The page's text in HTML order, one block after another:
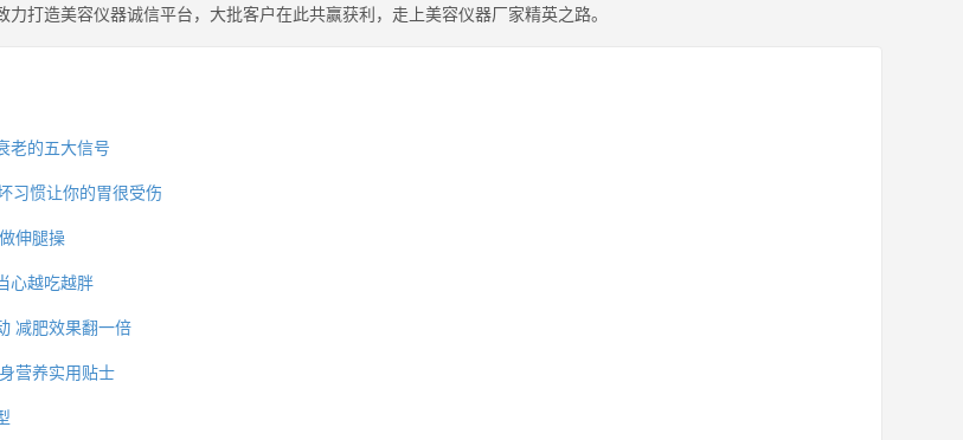
力打造美容仪器诚信平台，大批客户在此共赢获利，走上美容仪器厂家精英之路。
老的五大信号
习惯让你的胃很受伤
伸腿操
心越吃越胖
减肥效果翻一倍
营养实用贴士